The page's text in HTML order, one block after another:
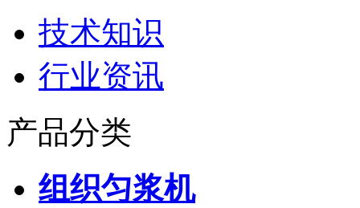
技术知识
行业资讯
产品分类
组织匀浆机